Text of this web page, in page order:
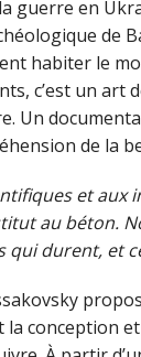
guerre en
de
habiter le
c’est un art
Un
de la
et
au béton.
qui durent, et
la conception